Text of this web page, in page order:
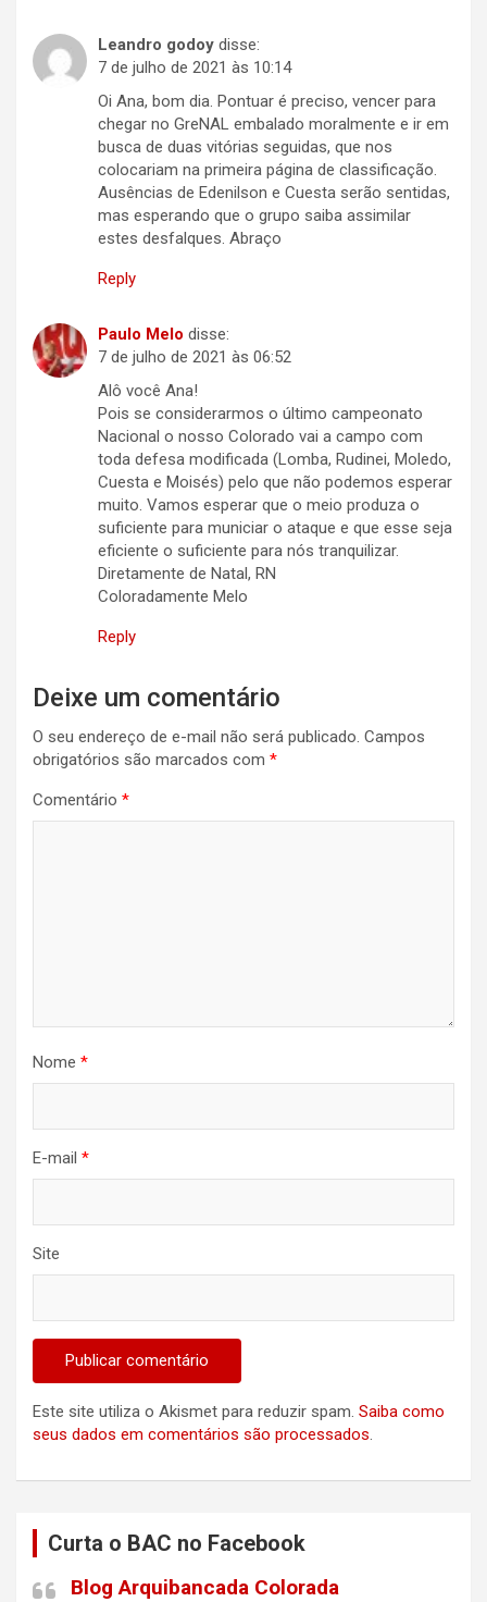
Leandro godoy disse:
7 de julho de 2021 às 10:14
Oi Ana, bom dia. Pontuar é preciso, vencer para
chegar no GreNAL embalado moralmente e ir em
busca de duas vitórias seguidas, que nos
colocariam na primeira página de classificação.
Ausências de Edenilson e Cuesta serão sentidas,
mas esperando que o grupo saiba assimilar
estes desfalques. Abraço
Reply
Paulo Melo disse:
7 de julho de 2021 às 06:52
Alô você Ana!
Pois se considerarmos o último campeonato
Nacional o nosso Colorado vai a campo com
toda defesa modificada (Lomba, Rudinei, Moledo,
Cuesta e Moisés) pelo que não podemos esperar
muito. Vamos esperar que o meio produza o
suficiente para municiar o ataque e que esse seja
eficiente o suficiente para nós tranquilizar.
Diretamente de Natal, RN
Coloradamente Melo
Reply
Deixe um comentário
O seu endereço de e-mail não será publicado. Campos
obrigatórios são marcados com *
Comentário *
Nome *
E-mail *
Site
Este site utiliza o Akismet para reduzir spam. Saiba como
seus dados em comentários são processados.
Curta o BAC no Facebook
Blog Arquibancada Colorada